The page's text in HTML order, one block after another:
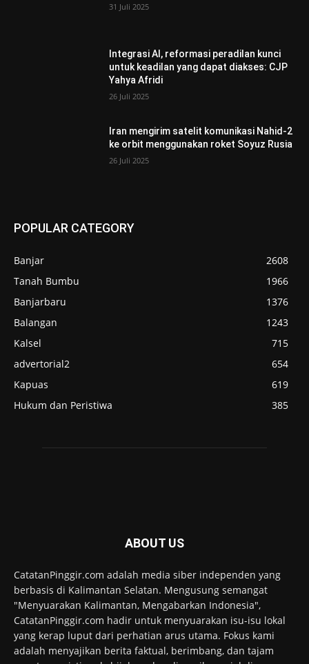
31 Juli 2025
Integrasi AI, reformasi peradilan kunci
untuk keadilan yang dapat diakses: CJP
Yahya Afridi
26 Juli 2025
Iran mengirim satelit komunikasi Nahid-2
ke orbit menggunakan roket Soyuz Rusia
26 Juli 2025
POPULAR CATEGORY
Banjar
2608
Tanah Bumbu
1966
Banjarbaru
1376
Balangan
1243
Kalsel
715
advertorial2
654
Kapuas
619
Hukum dan Peristiwa
385
ABOUT US
CatatanPinggir.com adalah media siber independen yang
berbasis di Kalimantan Selatan. Mengusung semangat
"Menyuarakan Kalimantan, Mengabarkan Indonesia",
CatatanPinggir.com hadir untuk menyuarakan isu-isu lokal
yang kerap luput dari perhatian arus utama. Fokus kami
adalah menyajikan berita faktual, berimbang, dan tajam